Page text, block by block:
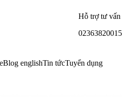
Hỗ trợ tư vấn
02363820015
Blog englishTin tứcTuyển dụng